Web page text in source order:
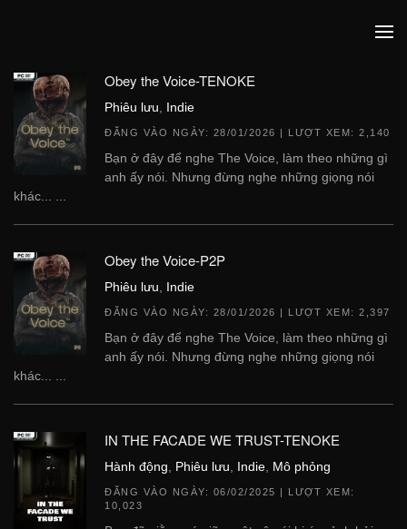
Obey the Voice-TENOKE
Phiêu lưu Indie
ĐĂNG VÀO NGÀY: 28/01/2026 | LƯỢT XEM: 2,140
Bạn ở đây để nghe The Voice, làm theo những gì
anh ấy nói. Nhưng đừng nghe những giọng nói
khác... ...
Obey the Voice-P2P
Phiêu lưu Indie
ĐĂNG VÀO NGÀY: 28/01/2026 | LƯỢT XEM: 2,397
Bạn ở đây để nghe The Voice, làm theo những gì
anh ấy nói. Nhưng đừng nghe những giọng nói
khác... ...
IN THE FACADE WE TRUST-TENOKE
Hành động Phiêu lưu Indie Mô phỏng
ĐĂNG VÀO NGÀY: 06/02/2025 | LƯỢT XEM:
10,023